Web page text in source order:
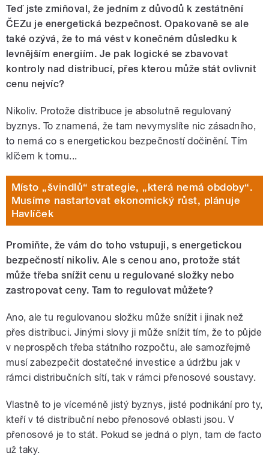
Teď jste zmiňoval, že jedním z důvodů k zestátnění
ČEZu je energetická bezpečnost. Opakovaně se ale
také ozývá, že to má vést v konečném důsledku k
levnějším energiím. Je pak logické se zbavovat
kontroly nad distribucí, přes kterou může stát ovlivnit
cenu nejvíc?
Nikoliv. Protože distribuce je absolutně regulovaný
byznys. To znamená, že tam nevymyslíte nic zásadního,
to nemá co s energetickou bezpečností dočinění. Tím
klíčem k tomu...
Místo „švindlů“ strategie, „která nemá obdoby“.
Musíme nastartovat ekonomický růst, plánuje
Havlíček
Promiňte, že vám do toho vstupuji, s energetickou
bezpečností nikoliv. Ale s cenou ano, protože stát
může třeba snížit cenu u regulované složky nebo
zastropovat ceny. Tam to regulovat můžete?
Ano, ale tu regulovanou složku může snížit i jinak než
přes distribuci. Jinými slovy ji může snížit tím, že to půjde
v neprospěch třeba státního rozpočtu, ale samozřejmě
musí zabezpečit dostatečné investice a údržbu jak v
rámci distribučních sítí, tak v rámci přenosové soustavy.
Vlastně to je víceméně jistý byznys, jisté podnikání pro ty,
kteří v té distribuční nebo přenosové oblasti jsou. V
přenosové je to stát. Pokud se jedná o plyn, tam de facto
už taky.